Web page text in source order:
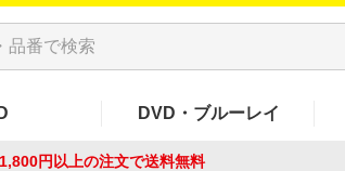
DVD・ブルーレイ
1,800円以上の注文で送料無料